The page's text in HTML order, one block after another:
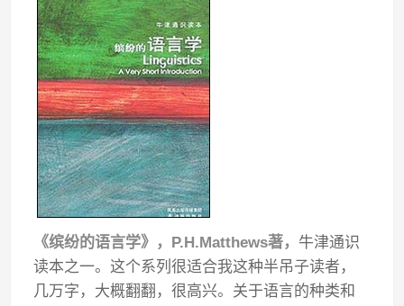
《缤纷的语言学》，P.H.Matthews著， 牛津通识
读本之一。这个系列很适合我这种半吊子读者，
几万字，大概翻翻，很高兴。关于语言的种类和